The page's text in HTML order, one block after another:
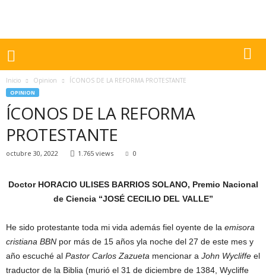
Inicio Opinion ÍCONOS DE LA REFORMA PROTESTANTE
OPINION
ÍCONOS DE LA REFORMA
PROTESTANTE
octubre 30, 2022 1.765 views 0
Doctor HORACIO ULISES BARRIOS SOLANO, Premio Nacional
de Ciencia “JOSÉ CECILIO DEL VALLE”
He sido protestante toda mi vida además fiel oyente de la emisora
cristiana BBN por más de 15 años yla noche del 27 de este mes y
año escuché al Pastor Carlos Zazueta mencionar a John Wycliffe el
traductor de la Biblia (murió el 31 de diciembre de 1384, Wycliffe